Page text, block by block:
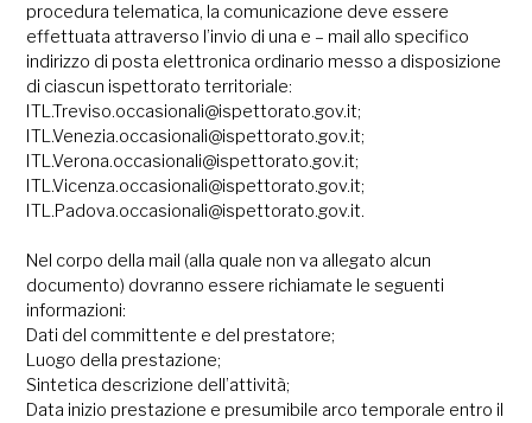
procedura telematica, la comunicazione deve essere
effettuata attraverso l’invio di una e – mail allo specifico
indirizzo di posta elettronica ordinario messo a disposizione
di ciascun ispettorato territoriale:
ITL.Treviso.occasionali@ispettorato.gov.it;
ITL.Venezia.occasionali@ispettorato.gov.it;
ITL.Verona.occasionali@ispettorato.gov.it;
ITL.Vicenza.occasionali@ispettorato.gov.it;
ITL.Padova.occasionali@ispettorato.gov.it.
Nel corpo della mail (alla quale non va allegato alcun
documento) dovranno essere richiamate le seguenti
informazioni:
Dati del committente e del prestatore;
Luogo della prestazione;
Sintetica descrizione dell’attività;
Data inizio prestazione e presumibile arco temporale entro il